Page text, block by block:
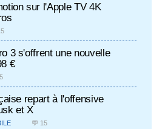
sur l'Apple TV 4K
3 s'offrent une nouvelle
€
repart à l'offensive
et X
💬 15